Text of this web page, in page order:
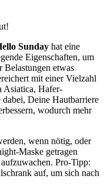
Sunday hat eine
Eigenschaften, um
Belastungen etwas
mit einer Vielzahl
Asiatica, Hafer-
Deine Hautbarriere
wodurch mehr
wenn nötig, oder
Maske getragen
Pro-Tipp:
auf, um sich nach